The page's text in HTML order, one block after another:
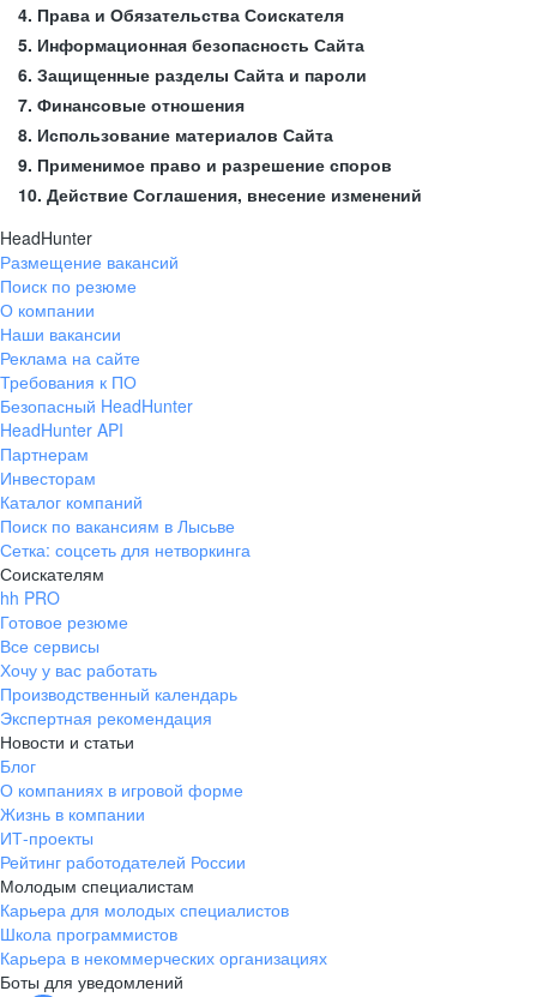
4. Права и Обязательства Соискателя
5. Информационная безопасность Сайта
6. Защищенные разделы Сайта и пароли
7. Финансовые отношения
8. Использование материалов Сайта
9. Применимое право и разрешение споров
10. Действие Соглашения, внесение изменений
HeadHunter
Размещение вакансий
Поиск по резюме
О компании
Наши вакансии
Реклама на сайте
Требования к ПО
Безопасный HeadHunter
HeadHunter API
Партнерам
Инвесторам
Каталог компаний
Поиск по вакансиям в Лысьве
Сетка: соцсеть для нетворкинга
Соискателям
hh PRO
Готовое резюме
Все сервисы
Хочу у вас работать
Производственный календарь
Экспертная рекомендация
Новости и статьи
Блог
О компаниях в игровой форме
Жизнь в компании
ИТ-проекты
Рейтинг работодателей России
Молодым специалистам
Карьера для молодых специалистов
Школа программистов
Карьера в некоммерческих организациях
Боты для уведомлений